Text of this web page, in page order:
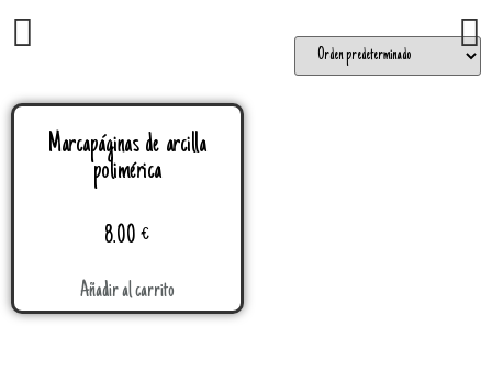
Marcapáginas de arcilla
polimérica
8.00€
Añadir al carrito